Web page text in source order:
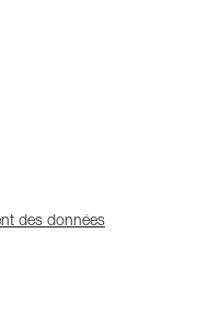
des données